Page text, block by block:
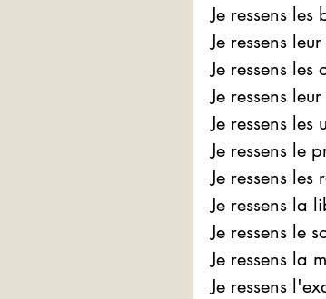
Je ressens
Je ressens
Je ressens
Je ressens
Je ressens
Je ressens le
Je ressens
Je ressens la
Je ressens le
Je ressens la
Je ressens